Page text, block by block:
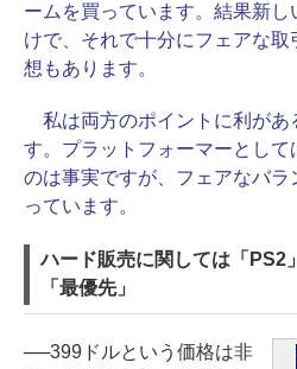
ームを買っています。結果新
けで、それで十分にフェアな
想もあります。
私は両方のポイントに利があ
す。プラットフォーマーとして
のは事実ですが、フェアなバ
っています。
ハード販売に関しては「PS2
「最優先」
──399ドルという価格は非